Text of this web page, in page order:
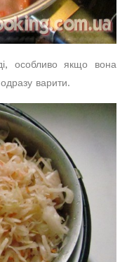
особливо якщо вона
варити.